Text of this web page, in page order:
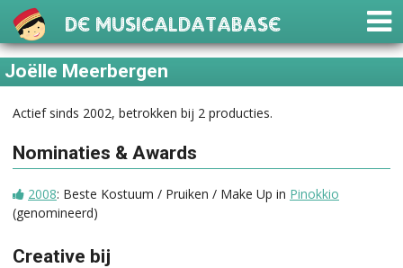
De Musicaldatabase
Joëlle Meerbergen
Actief sinds 2002, betrokken bij 2 producties.
Nominaties & Awards
2008: Beste Kostuum / Pruiken / Make Up in Pinokkio
(genomineerd)
Creative bij